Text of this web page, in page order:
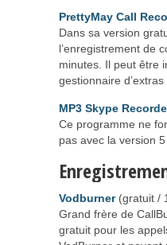
PrettyMay Call
Dans sa version
l’enregistrement de
minutes. Il peut être
gestionnaire d’extras
MP3 Skype
Ce programme ne
pas avec la version 5
Vodburner(gratuit /
Grand frère de
gratuit pour les